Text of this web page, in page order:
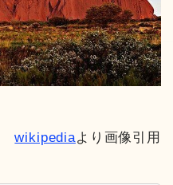
wikipediaより画像引用